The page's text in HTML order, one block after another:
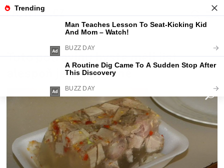
Magazín
Tuto potravinu byste měli jíst
alespoň jednou týdně